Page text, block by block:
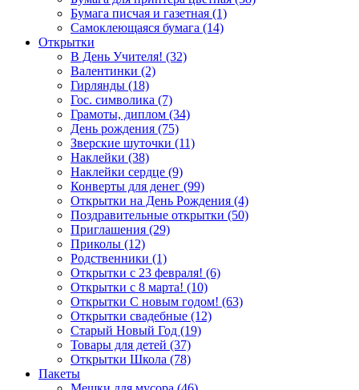
Бумага писчая и газетная (1)
Самоклеющаяся бумага (14)
Открытки
В День Учителя! (32)
Валентинки (2)
Гирлянды (18)
Гос. символика (7)
Грамоты, диплом (34)
День рождения (75)
Зверские шуточки (11)
Наклейки (38)
Наклейки сердце (9)
Конверты для денег (99)
Открытки на День Рождения (4)
Поздравительные открытки (50)
Приглашения (29)
Приколы (12)
Родственники (1)
Открытки с 23 февраля! (6)
Открытки с 8 марта! (10)
Открытки С новым годом! (63)
Открытки свадебные (12)
Старый Новый Год (19)
Товары для детей (37)
Открытки Школа (78)
Пакеты